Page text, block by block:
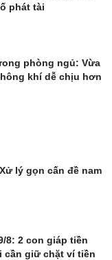
phát tài
phòng ngủ: Vừa
khí dễ chịu hơn
lý gọn cấn đề nam
8: 2 con giáp tiền
cần giữ chặt ví tiền